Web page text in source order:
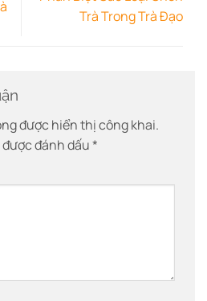
Trà Trong Trà Đạo
được hiển thị công khai.
đánh dấu*